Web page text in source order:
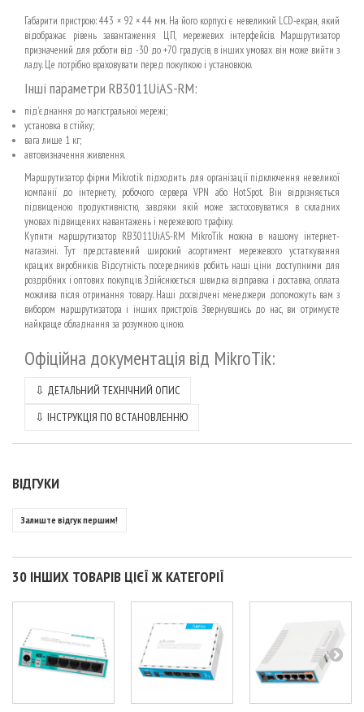
Габарити пристрою: 443 × 92 × 44 мм. На його корпусі є невеликий LCD-екран, який
відображає рівень завантаження ЦП, мережевих інтерфейсів. Маршрутизатор
призначений для роботи від -30 до +70 градусів, в інших умовах він може вийти з
ладу. Це потрібно враховувати перед покупкою і установкою.
Інші параметри RB3011UiAS-RM:
під'єднання до магістральної мережі;
установка в стійку;
вага лише 1 кг;
автовизначення живлення.
Маршрутизатор фірми Mikrotik підходить для організації підключення невеликої
компанії до інтернету, робочого сервера VPN або HotSpot. Він відрізняється
підвищеною продуктивністю, завдяки якій може застосовуватися в складних
умовах підвищених навантажень і мережевого трафіку.
Купити маршрутизатор RB3011UiAS-RM MikroTik можна в нашому інтернет-
магазині. Тут представлений широкий асортимент мережевого устаткування
кращих виробників. Відсутність посередників робить наші ціни доступними для
роздрібних і оптових покупців. Здійснюється швидка відправка і доставка, оплата
можлива після отримання товару. Наші досвідчені менеджери допоможуть вам з
вибором маршрутизатора і інших пристроїв. Звернувшись до нас, ви отримуєте
найкраще обладнання за розумною ціною.
Офіційна документація від MikroTik:
⇩ ДЕТАЛЬНИЙ ТЕХНІЧНИЙ ОПИС
⇩ ІНСТРУКЦІЯ ПО ВСТАНОВЛЕННЮ
ВІДГУКИ
Залиште відгук першим!
30 ІНШИХ ТОВАРІВ ЦІЄЇ Ж КАТЕГОРІЇ